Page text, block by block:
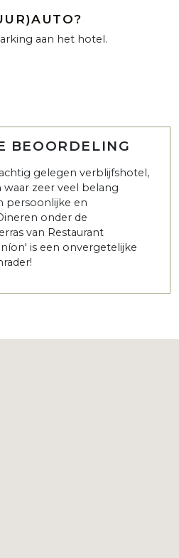
aan het hotel.
BEOORDELING
gelegen verblijfshotel,
zeer veel belang
persoonlijke en
onder de
van Restaurant
is een onvergetelijke